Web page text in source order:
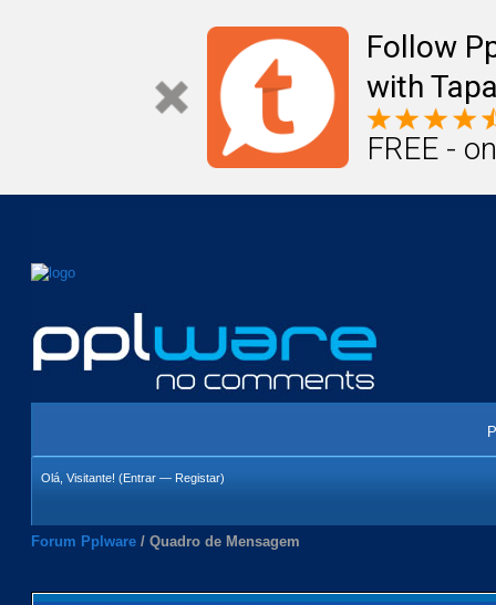
Follow
with
FREE -
Olá, Visitante! (Entrar — Registar)
Forum Pplware / Quadro de Mensagem